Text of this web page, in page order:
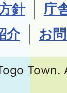
針
庁
介
お
Town.